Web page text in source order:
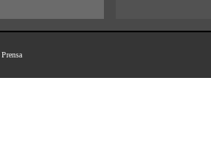
Prensa